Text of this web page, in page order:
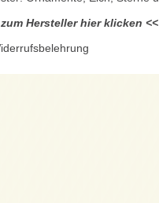
Hersteller hier klicken <<